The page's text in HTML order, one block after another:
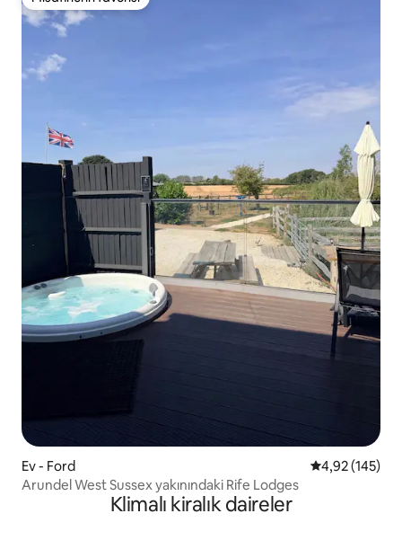
Misafirlerin favorisi
Ev - Ford 5 üzerinden
4,92 (145)
Arundel West Sussex yakınındaki Rife Lodges
Klimalı kiralık daireler